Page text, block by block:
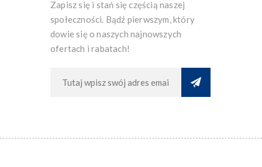
Zapisz się i stań się częścią naszej
społeczności. Bądź pierwszym, który
dowie się o naszych najnowszych
ofertach i rabatach!